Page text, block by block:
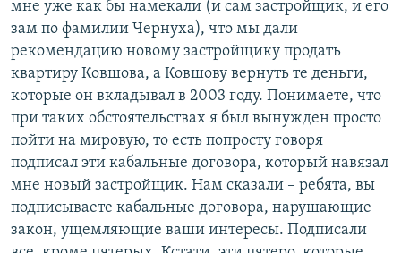
мне уже как бы намекали (и сам застройщик, и его
зам по фамилии Чернуха), что мы дали
рекомендацию новому застройщику продать
квартиру Ковшова, а Ковшову вернуть те деньги,
которые он вкладывал в 2003 году. Понимаете, что
при таких обстоятельствах я был вынужден просто
пойти на мировую, то есть попросту говоря
подписал эти кабальные договора, который навязал
мне новый застройщик. Нам сказали – ребята, вы
подписываете кабальные договора, нарушающие
закон, ущемляющие ваши интересы. Подписали